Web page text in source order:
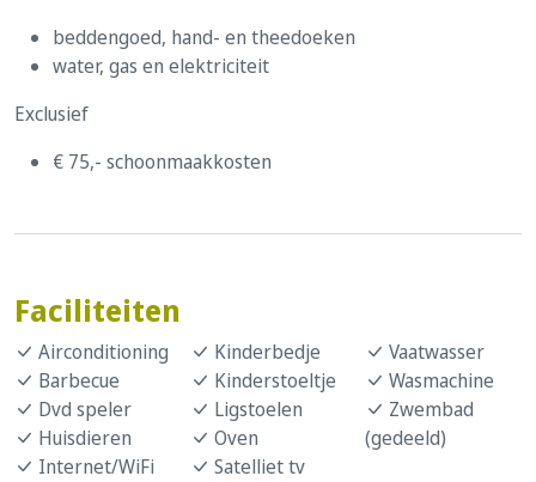
beddengoed, hand- en theedoeken
water, gas en elektriciteit
Exclusief
€ 75,- schoonmaakkosten
Faciliteiten
Airconditioning
Barbecue
Dvd speler
Huisdieren
Internet/WiFi
Kinderbedje
Kinderstoeltje
Ligstoelen
Oven
Satelliet tv
Vaatwasser
Wasmachine
Zwembad
(gedeeld)